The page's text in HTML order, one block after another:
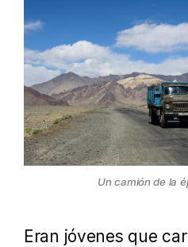
Un camión de la
Eran jóvenes que